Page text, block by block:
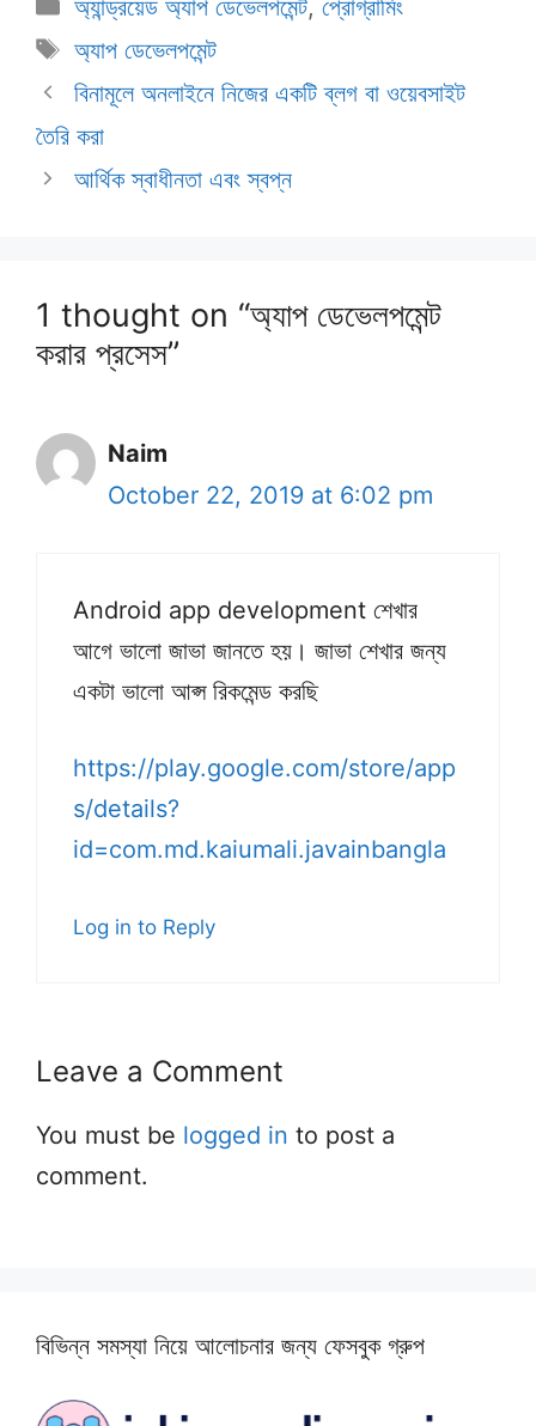
অ্যান্ড্রয়েড অ্যাপ ডেভেলপমেন্ট, প্রোগ্রামিং
Tags
অ্যাপ ডেভেলপমেন্ট
বিনামূলে অনলাইনে নিজের একটি ব্লগ বা ওয়েবসাইট
তৈরি করা
আর্থিক স্বাধীনতা এবং স্বপ্ন
1 thought on “অ্যাপ ডেভেলপমেন্ট
করার প্রসেস”
Naim
October 22, 2019 at 6:02 pm
Android app development শেখার
আগে ভালো জাভা জানতে হয়। জাভা শেখার জন্য
একটা ভালো আপ্স রিকমেন্ড করছি
https://play.google.com/store/app
s/details?
id=com.md.kaiumali.javainbangla
Log in to Reply
Leave a Comment
You must be logged in to post a
comment.
বিভিন্ন সমস্যা নিয়ে আলোচনার জন্য ফেসবুক গ্রুপ